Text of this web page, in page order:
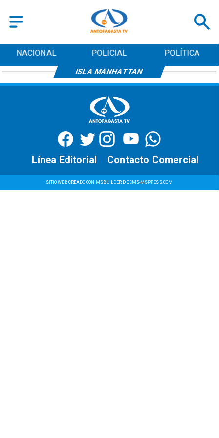
NACIONAL POLICIAL POLÍTICA
ISLA MANHATTAN
SITIO WEB CREADO CON MSBUILDER DE CMS-MSPRESS.COM
Contacto Comercial
Línea Editorial